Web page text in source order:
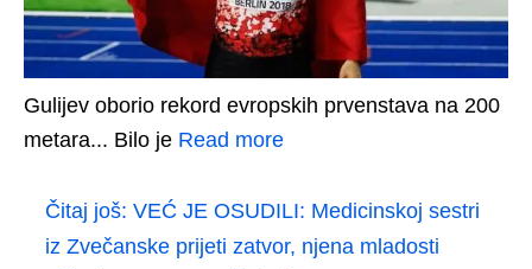
Gulijev oborio rekord evropskih prvenstava na 200
metara... Bilo je Read more
Čitaj još: VEĆ JE OSUDILI: Medicinskoj sestri
iz Zvečanske prijeti zatvor, njena mladosti